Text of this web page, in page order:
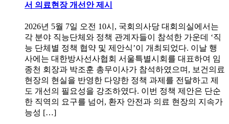
서 의료현장 개선안 제시
2026년 5월 7일 오전 10시, 국회의사당 대회의실에서는
각 분야 직능단체와 정책 관계자들이 참석한 가운데 ‘직
능 단체별 정책 협약 및 제안식’이 개최되었다. 이날 행
사에는 대한방사선사협회 서울특별시회를 대표하여 임
종천 회장과 박조훈 총무이사가 참석하였으며, 보건의료
현장의 현실을 반영한 다양한 정책 과제를 전달하고 제
도 개선의 필요성을 강조하였다. 이번 정책 제안은 단순
한 직역의 요구를 넘어, 환자 안전과 의료 현장의 지속가
능성 […]